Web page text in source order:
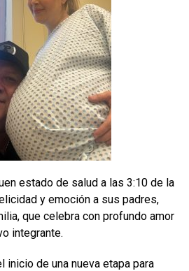
estado de salud a las 3:10 de la
y emoción a sus padres,
que celebra con profundo amor
integrante.
inicio de una nueva etapa para